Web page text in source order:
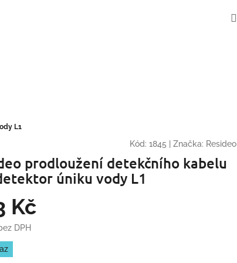
L1
Kód: 1845 Značka: Resideo
prodloužení detekčního kabelu
úniku vody L1
Kč
DPH